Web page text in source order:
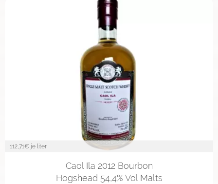
112,71€ je liter
Caol Ila 2012 Bourbon
Hogshead 54,4% Vol Malts